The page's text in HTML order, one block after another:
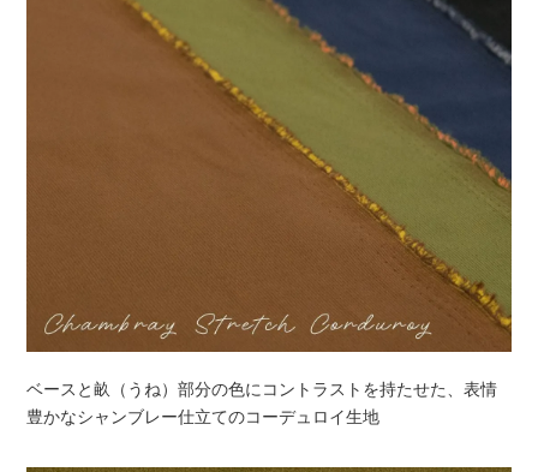
ベースと畝（うね）部分の色にコントラストを持たせた、表情
豊かなシャンブレー仕立てのコーデュロイ生地